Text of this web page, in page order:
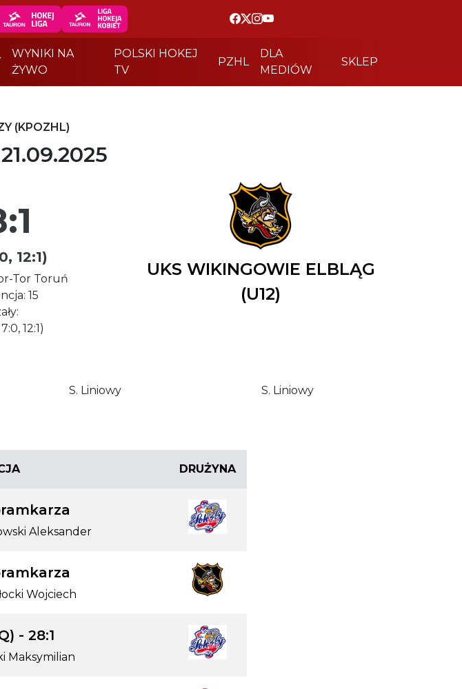
WYNIKI NA
ŻYWO
POLSKI HOKEJ
TV
PZHL
DLA
MEDIÓW
SKLEP
(KPOZHL)
12:1)
Tor Toruń
15
12:1)
UKS WIKINGOWIE ELBLĄG
(U12)
S. Liniowy S. Liniowy
DRUŻYNA
Aleksander
Wojciech
- 28:1
Maksymilian